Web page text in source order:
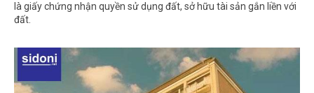
là giấy chứng nhận quyền sử dụng đất, sở hữu tài sản gắn liền với
đất.